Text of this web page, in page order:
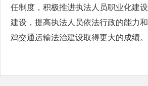
任制度，积极推进执法人员职业化建
建设，提高执法人员依法行政的能力
鸡交通运输法治建设取得更大的成绩。